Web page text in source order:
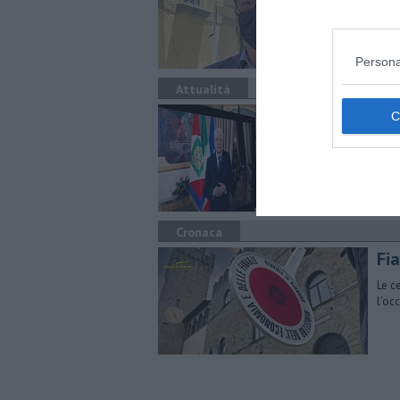
Attualità
di
Cronaca
Le